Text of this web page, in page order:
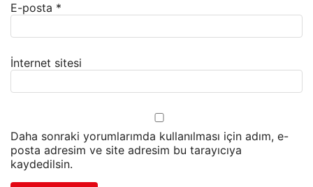
E-posta *
İnternet sitesi
Daha sonraki yorumlarımda kullanılması için adım, e-
posta adresim ve site adresim bu tarayıcıya
kaydedilsin.